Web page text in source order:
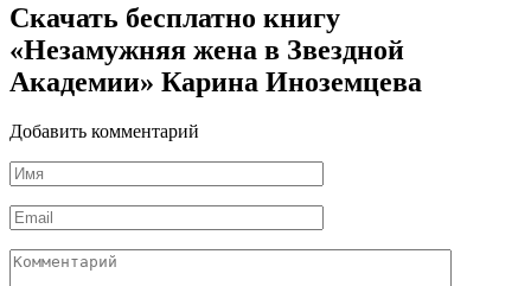
Скачать бесплатно книгу
«Незамужняя жена в Звездной
Академии» Карина Иноземцева
Добавить комментарий
Имя
*
Email
*
Комментарий